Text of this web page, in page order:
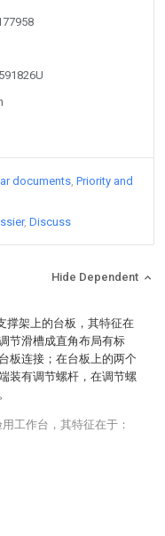
documents Priority and
Discuss
Hide Dependent
撑架上的台板，其特征在
节滑槽成直角布局有标
板连接；在台板上的两个
装有调节螺杆，在调节螺
工作台，其特征在于：